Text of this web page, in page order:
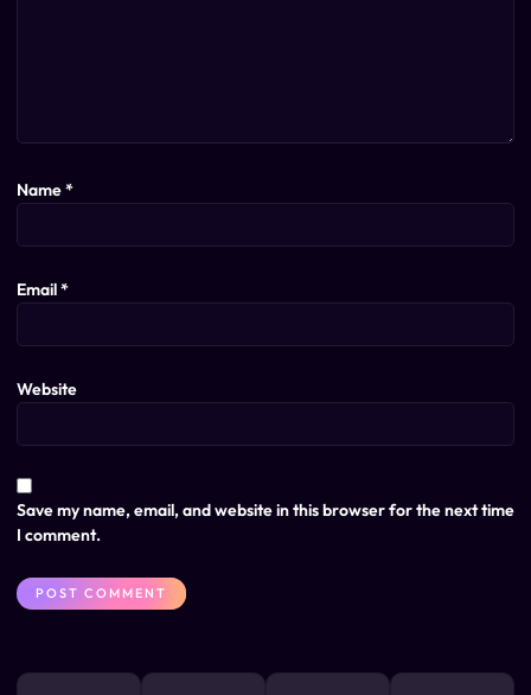
Name*
Email*
Website
Save my name, email, and website in this browser for the next time
I comment.